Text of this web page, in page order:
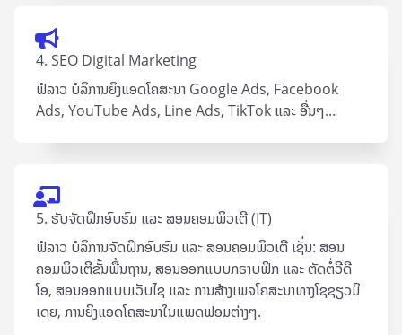
4. SEO Digital Marketing
ຟໍລາວ ບໍລິການຍິງແອດໂຄສະນາ Google Ad​s, Facebook
Ads, YouTube Ads, Line Ads, TikTok ແລະ ອື່ນໆ...
5. ຮັບຈັດຝຶກອົບຮົມ ແລະ ສອນຄອມພິວເຕີ (IT)
ຟໍລາວ ບໍລິການຈັດຝຶກອົບຮົມ ແລະ ສອນຄອມພິວເຕີ ເຊັ່ນ: ສອນ
ຄອມພິວເຕີຂັ້ນພື້ນຖານ, ສອນອອກແບບກຣາບຟິກ ແລະ ຕັດຕໍ່ວີດີ
ໂອ, ສອນອອກແບບເວັບໄຊ ແລະ ການສ້າງເພຈໂຄສະນາທາງໂຊຊຽວມິ
ເດຍ, ການຍິງແອດໂຄສະນາໃນແພດຟອມຕ່າງໆ.